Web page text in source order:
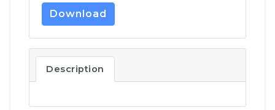
Download
Description